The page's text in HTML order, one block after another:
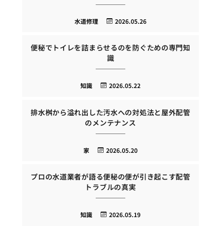
2026.05.26
水道修理
便秘でトイレを詰まらせるのを防ぐための専門知
識
2026.05.22
知識
排水桝から溢れ出した汚水への対処法と屋外配管
のメンテナンス
2026.05.20
家
プロの水道業者が語る便秘の便が引き起こす配管
トラブルの真実
2026.05.19
知識